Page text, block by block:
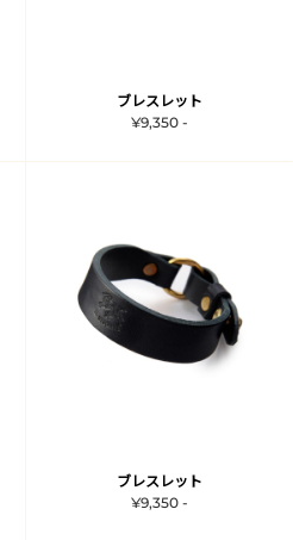
ブレスレット
¥9,350 -
ブレスレット
¥9,350 -